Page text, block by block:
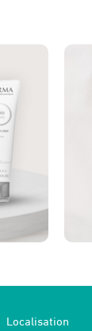
Localisation